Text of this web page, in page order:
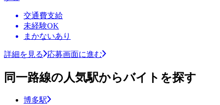
交通費支給
未経験OK
まかないあり
詳細を見る 応募画面に進む
同一路線の人気駅からバイトを探す
博多駅